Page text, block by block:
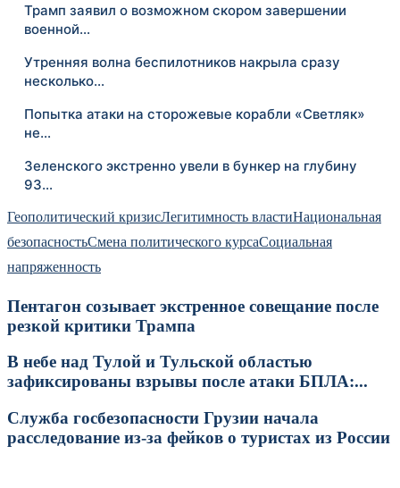
Трамп заявил о возможном скором завершении
военной…
Утренняя волна беспилотников накрыла сразу
несколько…
Попытка атаки на сторожевые корабли «Светляк»
не…
Зеленского экстренно увели в бункер на глубину
93…
Геополитический кризисЛегитимность властиНациональная
безопасностьСмена политического курсаСоциальная
напряженность
Пентагон созывает экстренное совещание после
резкой критики Трампа
В небе над Тулой и Тульской областью
зафиксированы взрывы после атаки БПЛА:...
Служба госбезопасности Грузии начала
расследование из-за фейков о туристах из России